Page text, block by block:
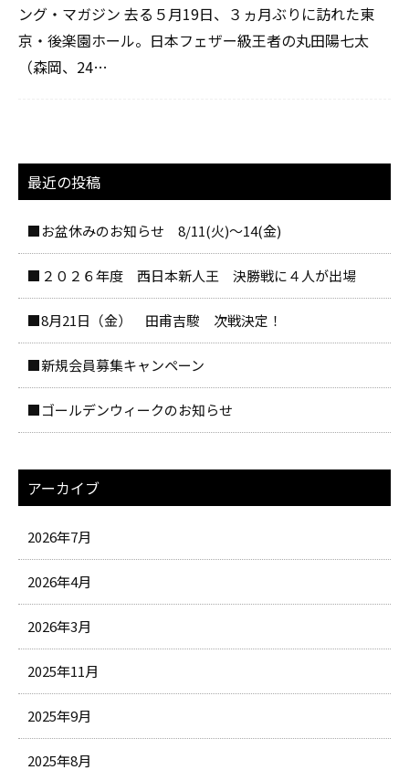
ング・マガジン 去る５月19日、３ヵ月ぶりに訪れた東
京・後楽園ホール。日本フェザー級王者の丸田陽七太
（森岡、24…
最近の投稿
■お盆休みのお知らせ 8/11(火)～14(金)
■２０２６年度 西日本新人王 決勝戦に４人が出場
■8月21日（金） 田甫吉駿 次戦決定！
■新規会員募集キャンペーン
■ゴールデンウィークのお知らせ
アーカイブ
2026年7月
2026年4月
2026年3月
2025年11月
2025年9月
2025年8月